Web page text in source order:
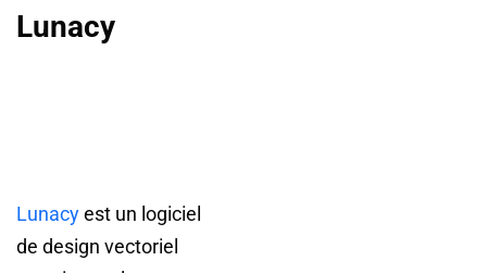
Lunacy
Lunacyest un logiciel
de design vectoriel